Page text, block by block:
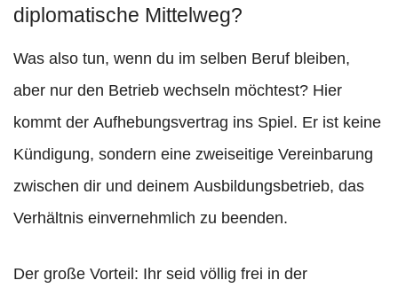
diplomatische Mittelweg?
Was also tun, wenn du im selben Beruf bleiben,
aber nur den Betrieb wechseln möchtest? Hier
kommt der Aufhebungsvertrag ins Spiel. Er ist keine
Kündigung, sondern eine zweiseitige Vereinbarung
zwischen dir und deinem Ausbildungsbetrieb, das
Verhältnis einvernehmlich zu beenden.
Der große Vorteil: Ihr seid völlig frei in der